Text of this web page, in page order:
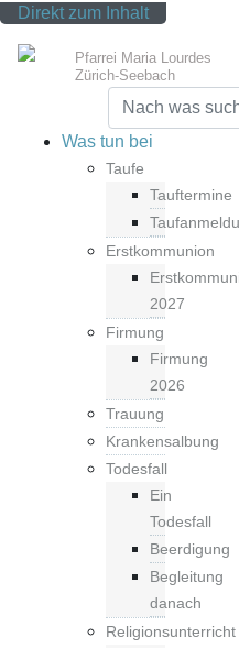
Direkt zum Inhalt
Pfarrei Maria Lourdes
Zürich-Seebach
Kontakt
Was tun bei
Taufe
Tauftermine
Erstkommunion
2027
Firmung
Firmung
2026
Trauung
Krankensalbung
Todesfall
Ein
Todesfall
Beerdigung
Begleitung
danach
Religionsunterricht